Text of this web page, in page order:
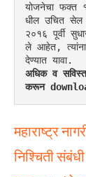
योजनेचा फक्त
धील उचित सेल
२०१६ पूर्वी
ले आहेत, त्यांना
देण्यात यावा.
अधिक व
करून
महाराष्ट्र
निश्चिती